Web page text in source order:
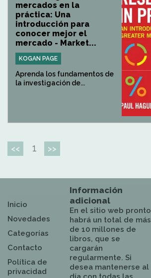
mercados en la
práctica: Una
introducción para
conocer mejor el
mercado - Market...
KOGAN PAGE
Aprenda los fundamentos de
la investigación de...
<< 1 >>
Inicio
Novedades
Categorías
Contacto
Política de
privacidad
Información
adicional
En el sitio web pronto
habrá un total de más
de 10 millones de
libros, que se
cargarán
regularmente. Si
desea mantenerse al